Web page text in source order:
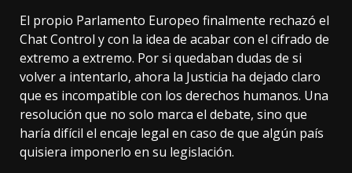
El propio Parlamento Europeo finalmente rechazó el
Chat Control y con la idea de acabar con el cifrado de
extremo a extremo. Por si quedaban dudas de si
volver a intentarlo, ahora la Justicia ha dejado claro
que es incompatible con los derechos humanos. Una
resolución que no solo marca el debate, sino que
haría difícil el encaje legal en caso de que algún país
quisiera imponerlo en su legislación.